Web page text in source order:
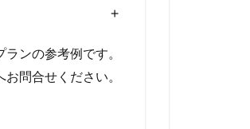
+
ンの参考例です。
問合せください。